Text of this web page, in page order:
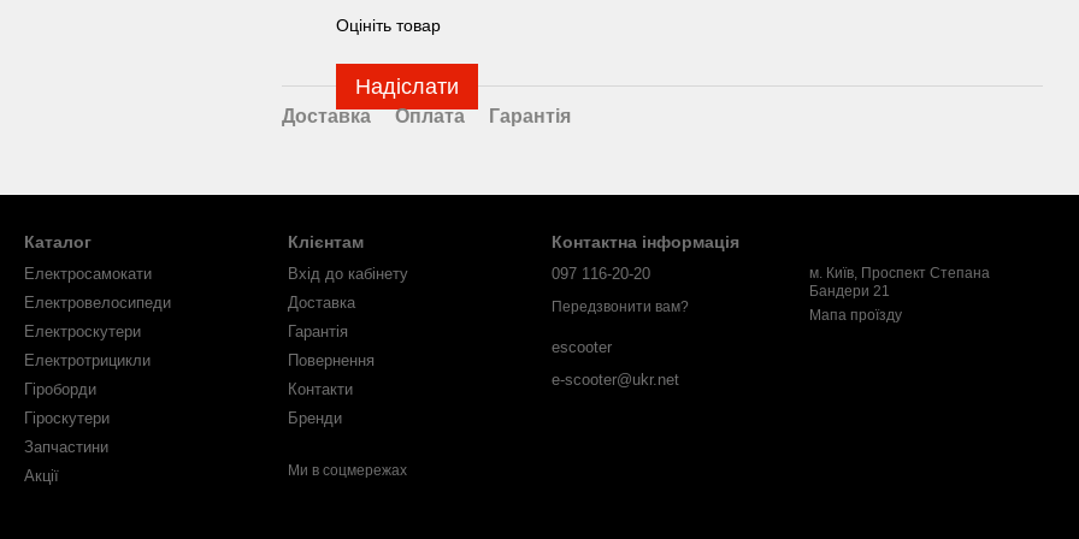
Оцініть товар
Надіслати
Доставка Оплата Гарантія
Каталог
Електросамокати
Електровелосипеди
Електроскутери
Електротрицикли
Гіроборди
Гіроскутери
Запчастини
Акції
Клієнтам
Вхід до кабінету
Доставка
Гарантія
Повернення
Контакти
Бренди
Ми в соцмережах
Контактна інформація
097 116-20-20
Передзвонити вам?
escooter
e-scooter@ukr.net
м. Київ, Проспект Степана
Бандери 21
Мапа проїзду